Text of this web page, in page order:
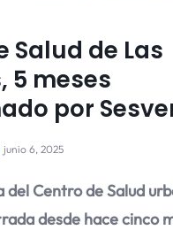
Salud de Las
5 meses
por
junio 6, 2025
del Centro de Salud
desde hace cinco